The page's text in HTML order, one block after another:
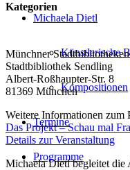
Michaela Dietl
Künstlerische
Kompositionen
Termine
Programme
Kategorien
Münchner Stadtbibliotheken
Stadtbibliothek Sendling
Albert-Roßhaupter-Str. 8
81369 München
Weitere Informationen zum
Das Projekt – Schau mal
Details zur Veranstaltung
Michaela Dietl begleitet die